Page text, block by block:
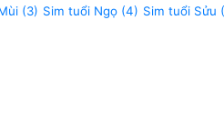
(3) Sim tuổi Ngọ (4) Sim tuổi Sửu